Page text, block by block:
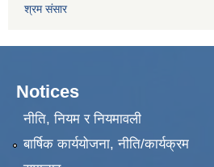
श्रम संसार
Notices
नीति, नियम र नियमावली
बार्षिक कार्ययोजना, नीति/कार्यक्रम